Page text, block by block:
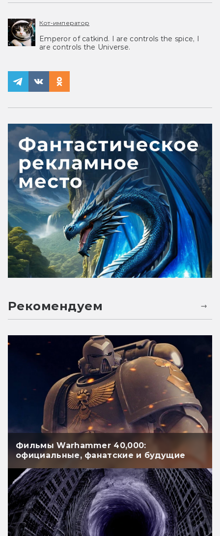
Кот-император
Emperor of catkind. I are controls the spice, I
are controls the Universe.
Рекомендуем
Фильмы Warhammer 40,000:
официальные, фанатские и будущие